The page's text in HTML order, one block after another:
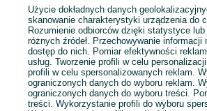
Użycie dokładnych danych
skanowanie charakterystyki urządzenia do
Rozumienie odbiorców dzięki statystyce
różnych źródeł. Przechowywanie informacji
dostęp do nich. Pomiar efektywności
usług. Tworzenie profili w celu
profili w celu spersonalizowanych reklam.
ograniczonych danych do wyboru reklam.
ograniczonych danych do wyboru treści.
treści. Wykorzystanie profili do wyboru